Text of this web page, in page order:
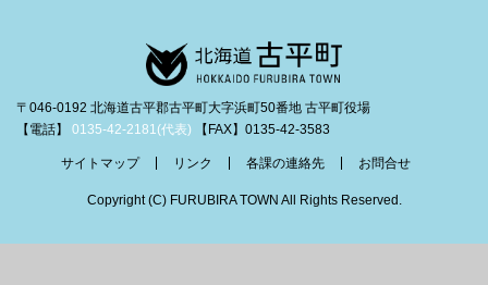
〒046-0192 北海道古平郡古平町大字浜町50番地 古平町役場
【電話】 0135-42-2181(代表) 【FAX】0135-42-3583
サイトマップ リンク 各課の連絡先 お問合せ
Copyright (C) FURUBIRA TOWN All Rights Reserved.